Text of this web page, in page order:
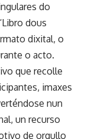
do
dous
dixital, o
o acto.
que recolle
imaxes
nun
un recurso
de orgullo